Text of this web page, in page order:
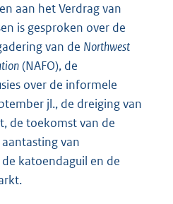
aan het Verdrag van
is gesproken over de
van de Northwest
(NAFO), de
over de informele
jl., de dreiging van
de toekomst van de
van
katoendaguil en de